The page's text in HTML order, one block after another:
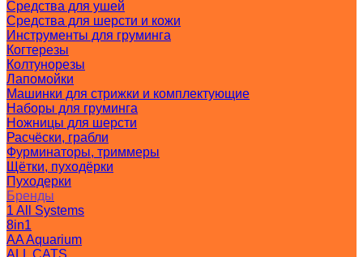
Средства для ушей
Средства для шерсти и кожи
Инструменты для груминга
Когтерезы
Колтунорезы
Лапомойки
Машинки для стрижки и комплектующие
Наборы для груминга
Ножницы для шерсти
Расчёски, грабли
Фурминаторы, триммеры
Щётки, пуходёрки
Пуходерки
Бренды
1 All Systems
8in1
AA Aquarium
ALL CATS